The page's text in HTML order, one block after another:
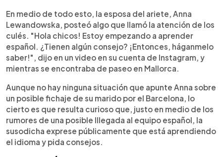
En medio de todo esto, la esposa del ariete, Anna
Lewandowska, posteó algo que llamó la atención de los
culés. "Hola chicos! Estoy empezando a aprender
español. ¿Tienen algún consejo? ¡Entonces, háganmelo
saber!", dijo en un video en su cuenta de Instagram, y
mientras se encontraba de paseo en Mallorca.
Aunque no hay ninguna situación que apunte Anna sobre
un posible fichaje de su marido por el Barcelona, lo
cierto es que resulta curioso que, justo en medio de los
rumores de una posible lllegada al equipo español, la
susodicha exprese públicamente que está aprendiendo
el idioma y pida consejos.